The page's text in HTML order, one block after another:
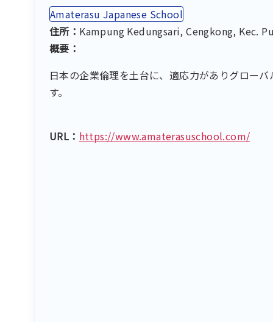
Amaterasu Japanese School
住所： Kampung Kedungsari, Cengkong, Kec.
概要：
日本の企業倫理を土台に、適応力がありグロー
す。
URL： https://www.amaterasuschool.com/